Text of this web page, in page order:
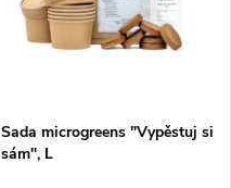
Sada microgreens "Vypěstuj si
sám", L